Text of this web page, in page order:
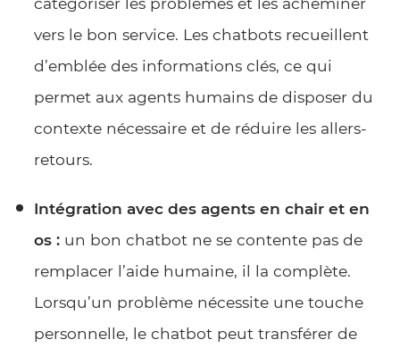
vers le bon service. Les chatbots recueillent
d’emblée des informations clés, ce qui
permet aux agents humains de disposer du
contexte nécessaire et de réduire les allers-
retours.
Intégration avec des agents en chair et en
os :un bon chatbot ne se contente pas de
remplacer l’aide humaine, il la complète.
Lorsqu’un problème nécessite une touche
personnelle, le chatbot peut transférer de